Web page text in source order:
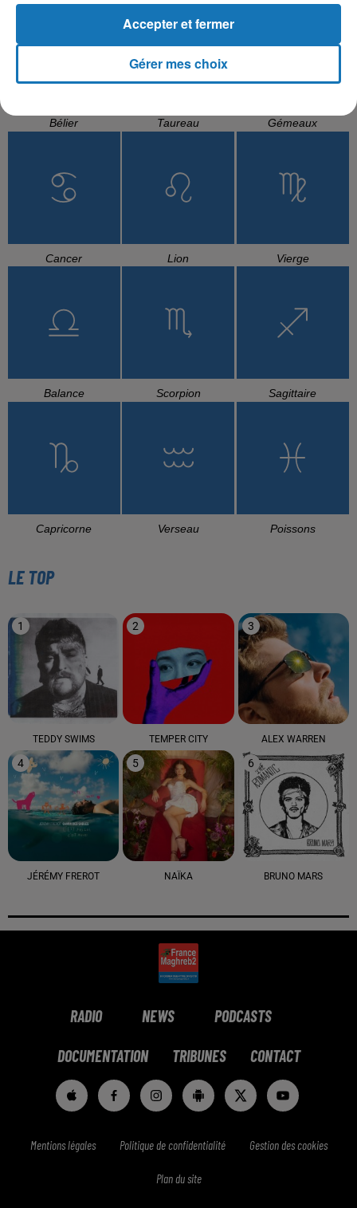
Bélier Taureau Gémeaux
Cancer Lion Vierge
Balance Scorpion Sagittaire
Capricorne Verseau Poissons
LE TOP
1
TEDDY SWIMS
2
TEMPER CITY
3
ALEX WARREN
4
JÉRÉMY FREROT
5
NAÏKA
6
BRUNO MARS
RADIO NEWS PODCASTS
DOCUMENTATION TRIBUNES CONTACT
Mentions légales Politique de confidentialité Gestion des cookies
Plan du site
Gérer mes choix
Accepter et fermer